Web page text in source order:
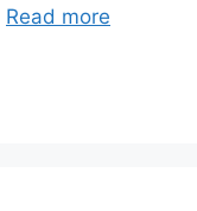
Read more